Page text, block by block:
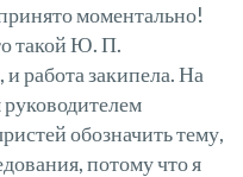
моментально!
такой Ю. П.
работа закипела. На
обозначить тему,
потому что я